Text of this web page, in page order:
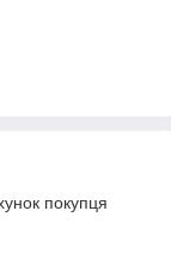
покупця